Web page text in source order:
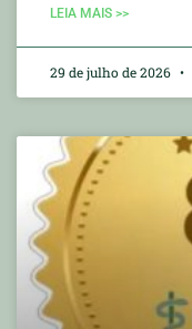
LEIA MAIS >>
29 de julho de 2026